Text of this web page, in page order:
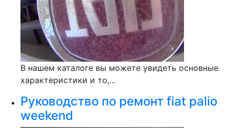
В нашем каталоге вы можете увидеть основные
характеристики и то,...
Руководство по ремонт fiat palio
weekend